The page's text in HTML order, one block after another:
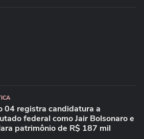
04 registra candidatura a
federal como Jair Bolsonaro e
patrimônio de R$ 187 mil